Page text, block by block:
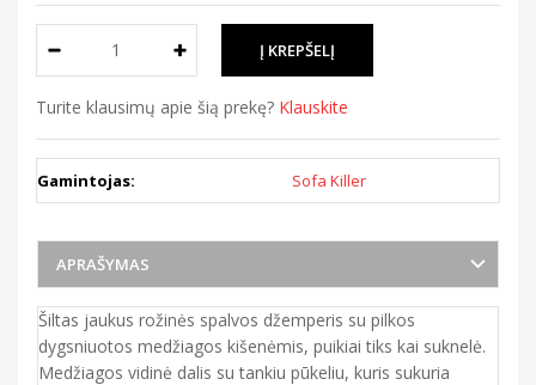
Turite klausimų apie šią prekę? Klauskite
Gamintojas: Sofa Killer
APRAŠYMAS
Šiltas jaukus rožinės spalvos džemperis su pilkos
dygsniuotos medžiagos kišenėmis, puikiai tiks kai suknelė.
Medžiagos vidinė dalis su tankiu pūkeliu, kuris sukuria